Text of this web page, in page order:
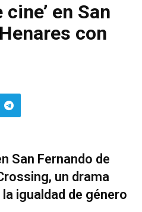
en San
con
San Fernando de
un drama
igualdad de género